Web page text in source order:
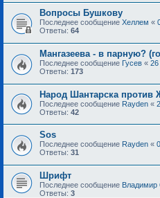
Вопросы Бушкову
Последнее сообщение Хеллем «
Ответы: 64
Мангазеева - в парную?
Последнее сообщение Гусев «
Ответы: 173
Народ Шантарска против
Последнее сообщение Rayden «
Ответы: 42
Sоs
Последнее сообщение Rayden «
Ответы: 31
Шрифт
Последнее сообщение Владимир
Ответы: 3